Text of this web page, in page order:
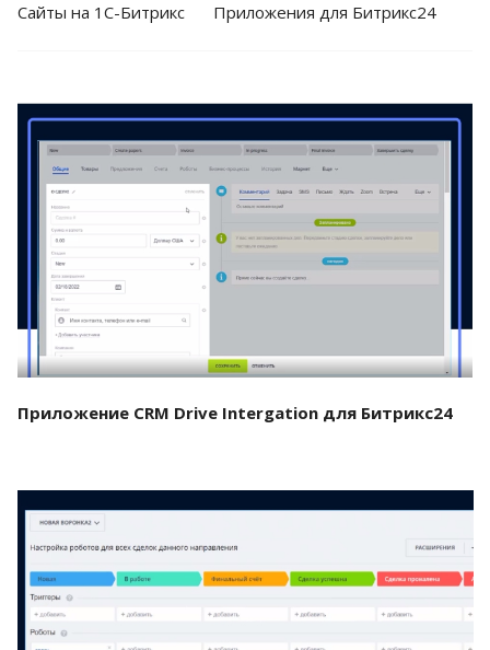
Cайты на 1С-Битрикс Приложения для Битрикс24
Смотреть проект
Приложение CRM Drive Intergation для Битрикс24
Смотреть проект